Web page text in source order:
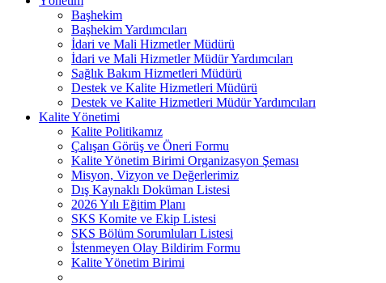
Başhekim
Başhekim Yardımcıları
İdari ve Mali Hizmetler Müdürü
İdari ve Mali Hizmetler Müdür Yardımcıları
Sağlık Bakım Hizmetleri Müdürü
Destek ve Kalite Hizmetleri Müdürü
Destek ve Kalite Hizmetleri Müdür Yardımcıları
Kalite Yönetimi
Kalite Politikamız
Çalışan Görüş ve Öneri Formu
Kalite Yönetim Birimi Organizasyon Şeması
Misyon, Vizyon ve Değerlerimiz
Dış Kaynaklı Doküman Listesi
2026 Yılı Eğitim Planı
SKS Komite ve Ekip Listesi
SKS Bölüm Sorumluları Listesi
İstenmeyen Olay Bildirim Formu
Kalite Yönetim Birimi